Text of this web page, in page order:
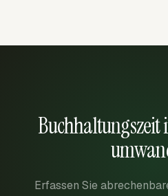
Buchhaltungszeit
Erfassen Sie